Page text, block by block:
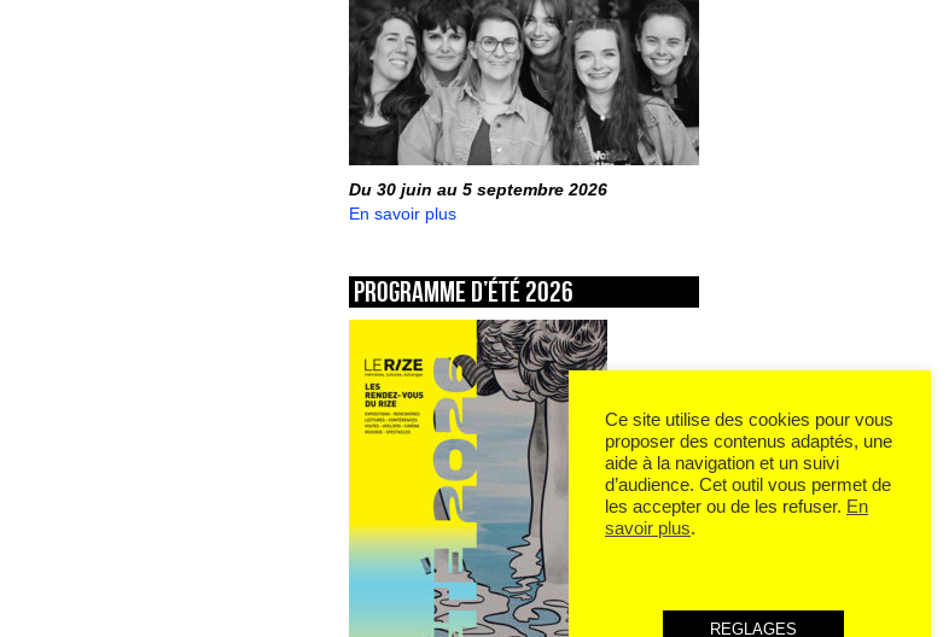
Du 30 juin au 5 septembre 2026
En savoir plus
Programme d’été 2026
Ce site utilise des cookies pour vous
proposer des contenus adaptés, une
aide à la navigation et un suivi
d’audience. Cet outil vous permet de
les accepter ou de les refuser. En
savoir plus.
REGLAGES